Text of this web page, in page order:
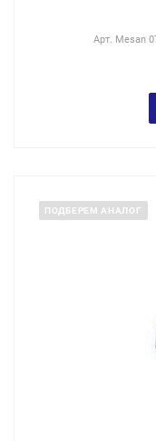
Арт. Mesan
ПОДБЕРЕМ АНАЛОГ